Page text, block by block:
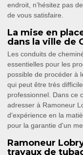
endroit, n’hésitez pas
de vous satisfaire.
La mise en
dans la ville de
Les conduits de
essentielles pour les
possible de procéder à
qui peut être très
professionnel. Dans ce
adresser à Ramoneur
d'expérience en la
pour la garantie d'un
Ramoneur
travaux de